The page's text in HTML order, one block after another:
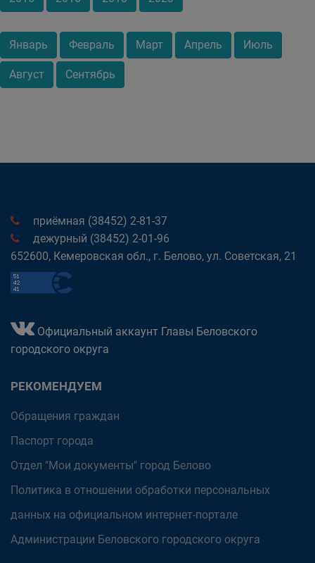
Январь Февраль Март Апрель Июль
Август Сентябрь
приёмная (38452) 2-81-37
дежурный (38452) 2-01-96
652600, Кемеровская обл., г. Белово, ул. Советская, 21
Официальный аккаунт Главы Беловского
городского округа
РЕКОМЕНДУЕМ
Обращения граждан
Паспорт города
Отдел "Мои документы" город Белово
Политика в отношении обработки персональных
данных на официальном интернет-портале
Администрации Беловского городского округа